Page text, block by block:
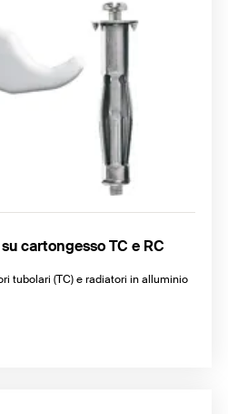
cartongesso TC e RC
tubolari (TC) e radiatori in alluminio